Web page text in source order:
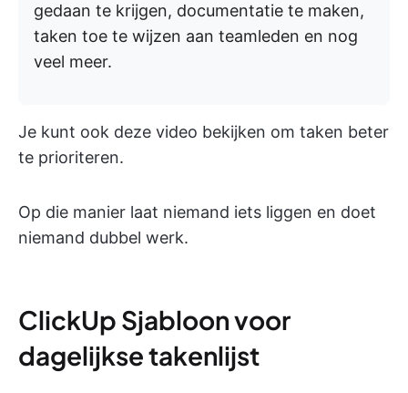
gedaan te krijgen, documentatie te maken,
taken toe te wijzen aan teamleden en nog
veel meer.
Je kunt ook deze video bekijken om taken beter
te prioriteren.
Op die manier laat niemand iets liggen en doet
niemand dubbel werk.
ClickUp Sjabloon voor
dagelijkse takenlijst